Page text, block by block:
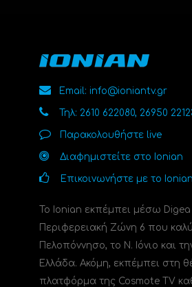
Email: info@ioniantv.gr
Τηλ: 2610 622080, 26950
Παρακολουθήστε live
Διαφημιστείτε στο Ionian
Επικοινωνήστε με το Ionian
Το Ionian εκπέμπει μέσω
Περιφερειακή Ζώνη 6 που
Πελοπόννησο, το N. Ιόνιο και
Ελλάδα. Ακόμη, εκπέμπει στη
πλατφόρμα της Cosmote TV